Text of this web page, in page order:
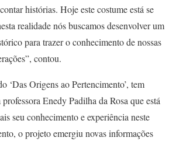
histórias. Hoje este costume está se
realidade nós buscamos desenvolver um
para trazer o conhecimento de nossas
contou.
‘Das Origens ao Pertencimento’, tem
Enedy Padilha da Rosa que está
seu conhecimento e experiência neste
o projeto emergiu novas informações